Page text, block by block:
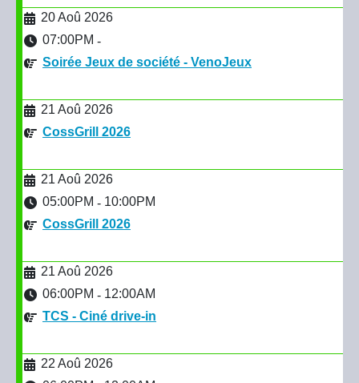
20 Aoû 2026
07:00PM -
Soirée Jeux de société - VenoJeux
21 Aoû 2026
CossGrill 2026
21 Aoû 2026
05:00PM - 10:00PM
CossGrill 2026
21 Aoû 2026
06:00PM - 12:00AM
TCS - Ciné drive-in
22 Aoû 2026